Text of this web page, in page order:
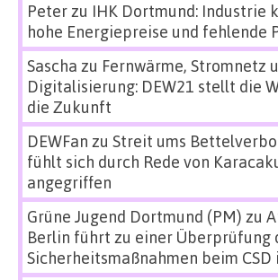
Peterzu IHK Dortmund: Industrie
hohe Energiepreise und fehlende
Sascha zu Fernwärme, Stromnetz
Digitalisierung: DEW21 stellt die
die Zukunft
DEWFan zu Streit ums
fühlt sich durch Rede von
angegriffen
Grüne Jugend Dortmund (PM) zu
Berlin führt zu einer Überprüfung
Sicherheitsmaßnahmen beim